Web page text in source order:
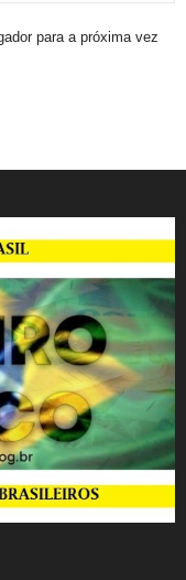
para a próxima vez